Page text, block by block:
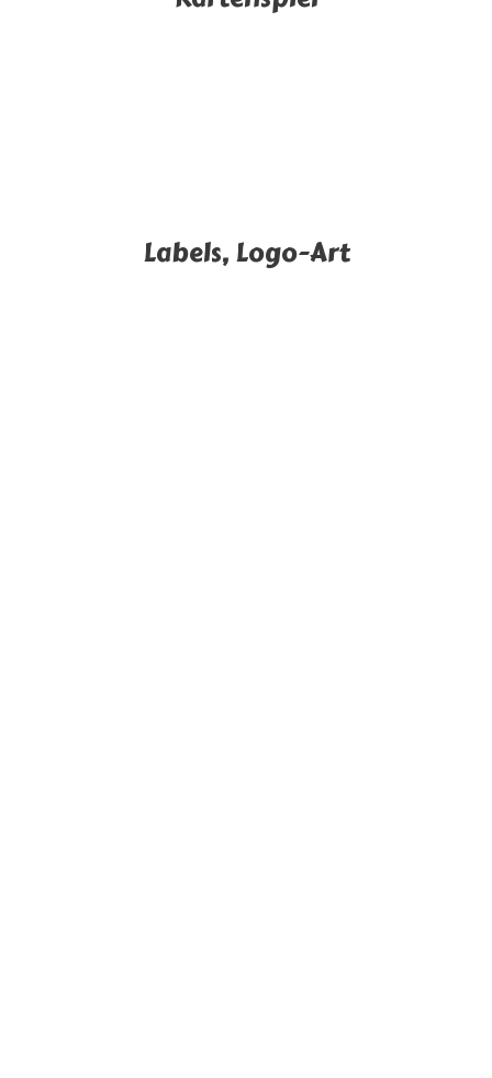
Labels, Logo-Art